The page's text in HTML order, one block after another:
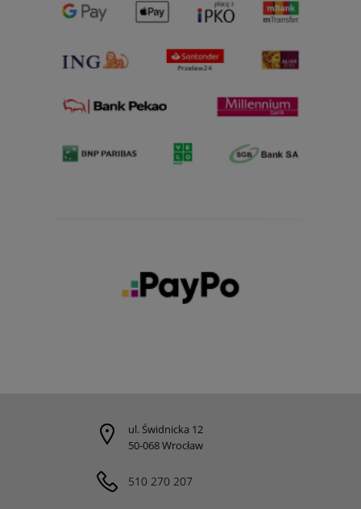
ul. Świdnicka 12
50-068 Wrocław
510 270 207